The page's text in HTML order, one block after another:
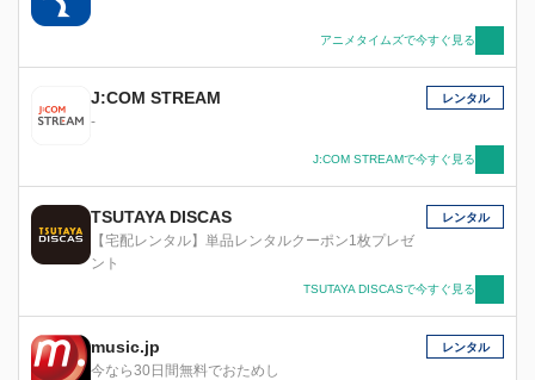
アニメタイムズで今すぐ見る
J:COM STREAM
-
レンタル
J:COM STREAMで今すぐ見る
TSUTAYA DISCAS
【宅配レンタル】単品レンタルクーポン1枚プレゼ
ント
レンタル
TSUTAYA DISCASで今すぐ見る
music.jp
今なら30日間無料でおためし
レンタル